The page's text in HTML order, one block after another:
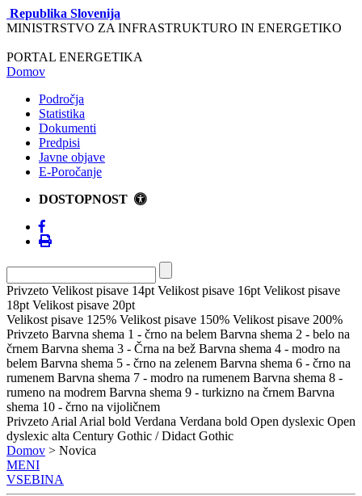
Republika Slovenija
MINISTRSTVO ZA INFRASTRUKTURO IN ENERGETIKO
PORTAL ENERGETIKA
Domov
Področja
Statistika
Dokumenti
Predpisi
Javne objave
E-Poročanje
DOSTOPNOST
Privzeto Velikost pisave 14pt Velikost pisave 16pt Velikost pisave
18pt Velikost pisave 20pt
Velikost pisave 125% Velikost pisave 150% Velikost pisave 200%
Privzeto Barvna shema 1 - črno na belem Barvna shema 2 - belo na
črnem Barvna shema 3 - Črna na bež Barvna shema 4 - modro na
belem Barvna shema 5 - črno na zelenem Barvna shema 6 - črno na
rumenem Barvna shema 7 - modro na rumenem Barvna shema 8 -
rumeno na modrem Barvna shema 9 - turkizno na črnem Barvna
shema 10 - črno na vijoličnem
Privzeto Arial Arial bold Verdana Verdana bold Open dyslexic Open
dyslexic alta Century Gothic / Didact Gothic
Domov > Novica
MENI
VSEBINA